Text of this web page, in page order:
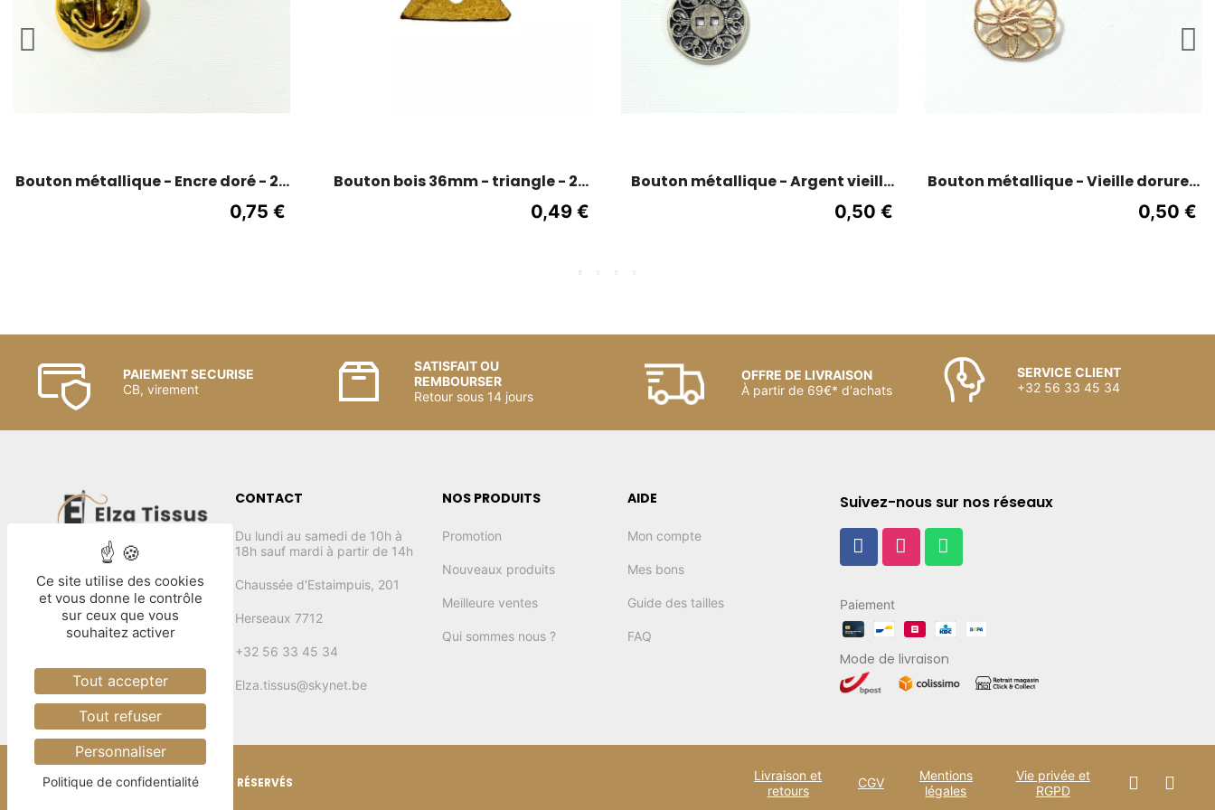
Bouton métallique - Encre doré - 28
0,75 €
Bouton bois 36mm - triangle - 2
0,49 €
Bouton métallique - Argent vieilli
0,50 €
Bouton métallique - Vieille dorure -
0,50 €
PAIEMENT SECURISE
CB, virement
SATISFAIT OU
REMBOURSER
Retour sous 14 jours
OFFRE DE LIVRAISON
À partir de 69€* d'achats
SERVICE CLIENT
+32 56 33 45 34
CONTACT
Du lundi au samedi de 10h à
18h sauf mardi à partir de 14h
Chaussée d'Estaimpuis, 201
Herseaux 7712
+32 56 33 45 34
Elza.tissus@skynet.be
NOS PRODUITS
Promotion
Nouveaux produits
Meilleure ventes
Qui sommes nous ?
AIDE
Mon compte
Mes bons
Guide des tailles
FAQ
Suivez-nous sur nos réseaux
Paiement
Mode de livraison
ELZA TISSUS 2025 - TOUT DROITS RÉSERVÉS
Livraison et
retours
CGV
Mentions
légales
Vie privée et
RGPD
Ce site utilise des cookies
et vous donne le contrôle
sur ceux que vous
souhaitez activer
Tout accepter
Tout refuser
Personnaliser
Politique de confidentialité